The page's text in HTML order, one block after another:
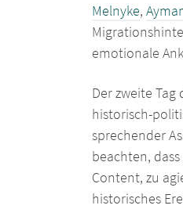
Melnyke,
emotionale
Der zweite
historisch-
sprechender
beachten,
Content, zu
historisches